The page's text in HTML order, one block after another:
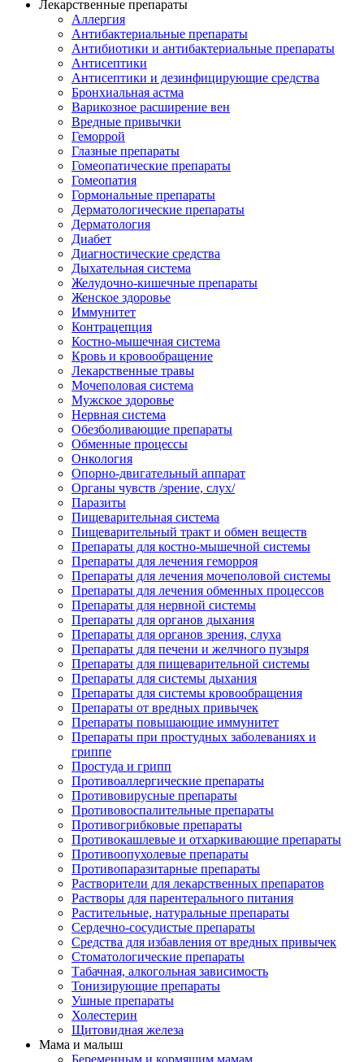
Лекарственные препараты
Аллергия
Антибактериальные препараты
Антибиотики и антибактериальные препараты
Антисептики
Антисептики и дезинфицирующие средства
Бронхиальная астма
Варикозное расширение вен
Вредные привычки
Геморрой
Глазные препараты
Гомеопатические препараты
Гомеопатия
Гормональные препараты
Дерматологические препараты
Дерматология
Диабет
Диагностические средства
Дыхательная система
Желудочно-кишечные препараты
Женское здоровье
Иммунитет
Контрацепция
Костно-мышечная система
Кровь и кровообращение
Лекарственные травы
Мочеполовая система
Мужское здоровье
Нервная система
Обезболивающие препараты
Обменные процессы
Онкология
Опорно-двигательный аппарат
Органы чувств /зрение, слух/
Паразиты
Пищеварительная система
Пищеварительный тракт и обмен веществ
Препараты для костно-мышечной системы
Препараты для лечения геморроя
Препараты для лечения мочеполовой системы
Препараты для лечения обменных процессов
Препараты для нервной системы
Препараты для органов дыхания
Препараты для органов зрения, слуха
Препараты для печени и желчного пузыря
Препараты для пищеварительной системы
Препараты для системы дыхания
Препараты для системы кровообращения
Препараты от вредных привычек
Препараты повышающие иммунитет
Препараты при простудных заболеваниях и
гриппе
Простуда и грипп
Противоаллергические препараты
Противовирусные препараты
Противовоспалительные препараты
Противогрибковые препараты
Противокашлевые и отхаркивающие препараты
Противоопухолевые препараты
Противопаразитарные препараты
Растворители для лекарственных препаратов
Растворы для парентерального питания
Растительные, натуральные препараты
Сердечно-сосудистые препараты
Средства для избавления от вредных привычек
Стоматологические препараты
Табачная, алкогольная зависимость
Тонизирующие препараты
Ушные препараты
Холестерин
Щитовидная железа
Мама и малыш
Беременным и кормящим мамам